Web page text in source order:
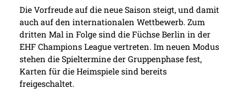
Die Vorfreude auf die neue Saison steigt, und damit
auch auf den internationalen Wettbewerb. Zum
dritten Mal in Folge sind die Füchse Berlin in der
EHF Champions League vertreten. Im neuen Modus
stehen die Spieltermine der Gruppenphase fest,
Karten für die Heimspiele sind bereits
freigeschaltet.